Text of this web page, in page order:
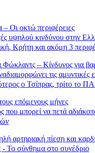
Οι οκτώ περιφέρειες
υψηλού κινδύνου στην
Κρήτη και ακόμη 3
Φώκλαντς – Κίνδυνος για
τις
ο Τσίπρας, τρίτο το
επόμενους μήνες
που μπορεί να πετά
αρτηριακή πίεση και
Το σύνθημα στο συνέδριο